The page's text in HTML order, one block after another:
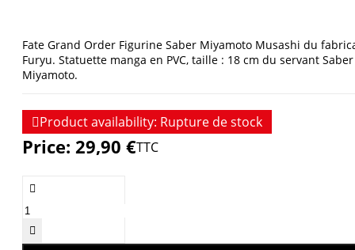
Fate Grand Order Figurine Saber Miyamoto Musashi du
Furyu. Statuette manga en PVC, taille : 18 cm du servant Saber
Miyamoto.
Price: 29,90 €TTC


Product availability: Rupture de stock